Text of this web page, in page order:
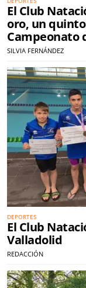
El Club
oro, un
Campeonato
SILVIA FERNÁNDEZ
DEPORTES
El Club
Valladolid
REDACCIÓN